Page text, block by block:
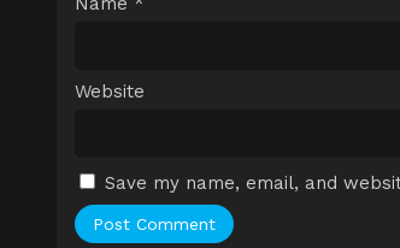
Website
Save my name, email, and